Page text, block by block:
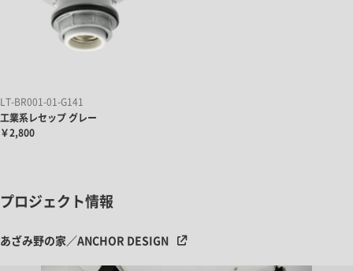
LT-BR001-01-G141
工業系レセップ グレー
￥2,800
プロジェクト情報
あざみ野の家／ANCHOR DESIGN